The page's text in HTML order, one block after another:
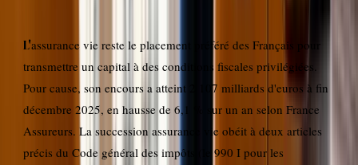
L'assurance vie reste le placement préféré des Français pour
transmettre un capital à des conditions fiscales privilégiées.
Pour cause, son encours a atteint 2 107 milliards d'euros à fin
décembre 2025, en hausse de 6,1 % sur un an selon France
Assureurs. La succession assurance vie obéit à deux articles
précis du Code général des impôts (le 990 I pour les